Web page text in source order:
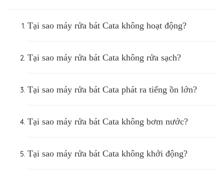
Tại sao máy rửa bát Cata không hoạt động?
Tại sao máy rửa bát Cata không rửa sạch?
Tại sao máy rửa bát Cata phát ra tiếng ồn lớn?
Tại sao máy rửa bát Cata không bơm nước?
Tại sao máy rửa bát Cata không khởi động?